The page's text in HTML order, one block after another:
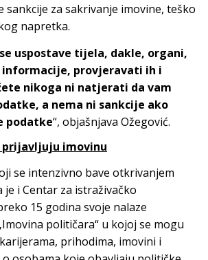
sankcije za sakrivanje imovine, teško
napretka.
uspostave tijela, dakle, organi,
provjeravati ih i
nikoga ni natjerati da vam
a nema ni sankcije ako
podatke“, objašnjava Ožegović.
prijavljuju imovinu
se intenzivno bave otkrivanjem
i Centar za istraživačko
15 godina svoje nalaze
političara“ u kojoj se mogu
prihodima, imovini i